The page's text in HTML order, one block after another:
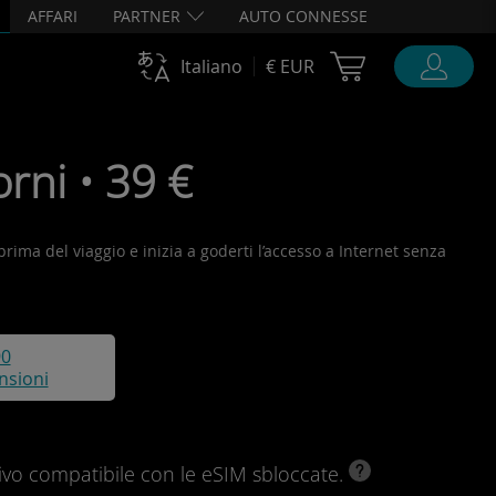
AFFARI PARTNER AUTO CONNESSE
Italiano € EUR Cart Ubigi
• 39 €
del viaggio e inizia a goderti l’accesso a Internet senza
compatibile con le eSIM sbloccate.